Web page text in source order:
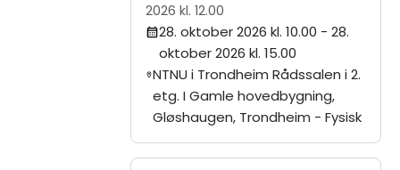
2026 kl. 12.00
28. oktober 2026 kl. 10.00 - 28.
oktober 2026 kl. 15.00
NTNU i Trondheim Rådssalen i 2.
etg. I Gamle hovedbygning,
Gløshaugen, Trondheim - Fysisk